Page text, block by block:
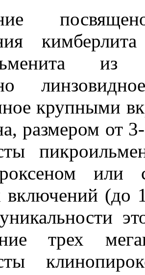
из
крупными
размером от
или
включений (до
трех